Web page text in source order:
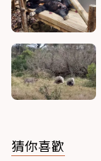
猜你喜歡